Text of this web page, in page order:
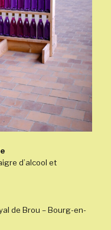
d’alcool et
de Brou – Bourg-en-